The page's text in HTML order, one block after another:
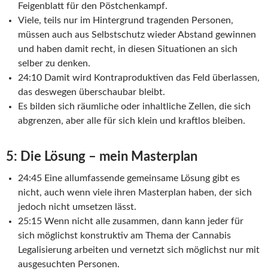
Feigenblatt für den Pöstchenkampf.
Viele, teils nur im Hintergrund tragenden Personen,
müssen auch aus Selbstschutz wieder Abstand gewinnen
und haben damit recht, in diesen Situationen an sich
selber zu denken.
24:10 Damit wird Kontraproduktiven das Feld überlassen,
das deswegen überschaubar bleibt.
Es bilden sich räumliche oder inhaltliche Zellen, die sich
abgrenzen, aber alle für sich klein und kraftlos bleiben.
5: Die Lösung – mein Masterplan
24:45 Eine allumfassende gemeinsame Lösung gibt es
nicht, auch wenn viele ihren Masterplan haben, der sich
jedoch nicht umsetzen lässt.
25:15 Wenn nicht alle zusammen, dann kann jeder für
sich möglichst konstruktiv am Thema der Cannabis
Legalisierung arbeiten und vernetzt sich möglichst nur mit
ausgesuchten Personen.